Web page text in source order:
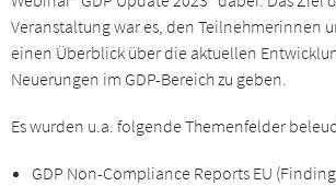
Veranstaltung war es, den Teilnehmerinnen
einen Überblick über die aktuellen
Neuerungen im GDP-Bereich zu geben.
Es wurden u.a. folgende Themenfelder
GDP Non-Compliance Reports EU